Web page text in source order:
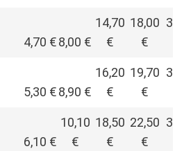
4,70 €8,00 €
14,70
€
18,00
€
5,30 €8,90 €
16,20
€
19,70
€
6,10 €
10,10
€
18,50
€
22,50
€